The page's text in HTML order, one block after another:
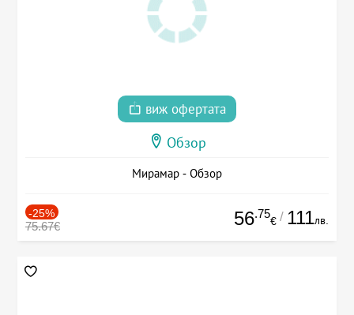
виж офертата
Обзор
Мирамар - Обзор
-25%
75.67€ 56.75
€ / 111лв.